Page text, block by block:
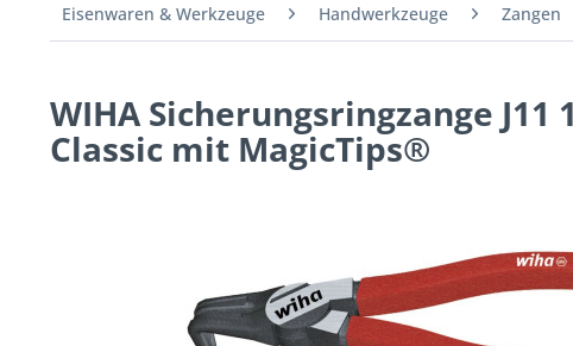
Eisenwaren & Werkzeuge Handwerkzeuge Zangen
WIHA Sicherungsringzange
Classic mit MagicTips®